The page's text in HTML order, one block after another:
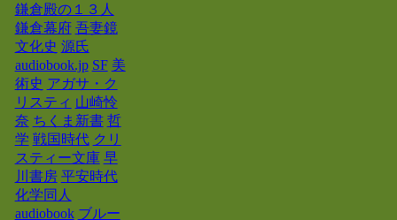
鎌倉殿の１３人
鎌倉幕府 吾妻鏡
文化史 源氏
audiobook.jp SF 美
術史 アガサ・ク
リスティ 山崎怜
奈 ちくま新書 哲
学 戦国時代 クリ
スティー文庫 早
川書房 平安時代
化学同人
audiobook ブルー